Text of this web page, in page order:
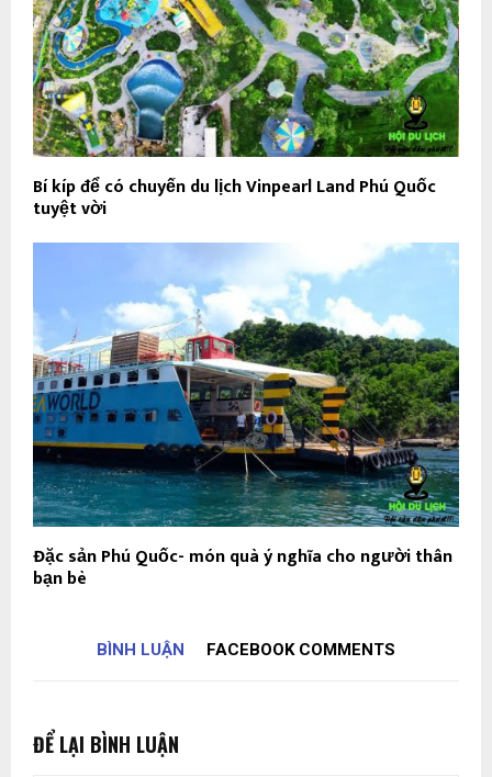
Bí kíp để có chuyến du lịch Vinpearl Land Phú Quốc
tuyệt vời
Đặc sản Phú Quốc- món quà ý nghĩa cho người thân
bạn bè
BÌNH LUẬN FACEBOOK COMMENTS
ĐỂ LẠI BÌNH LUẬN